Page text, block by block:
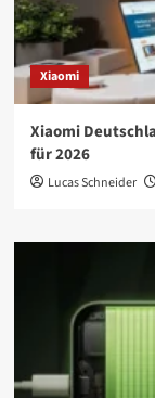
Xiaomi
Xiaomi
für 2026
Lucas Schneider